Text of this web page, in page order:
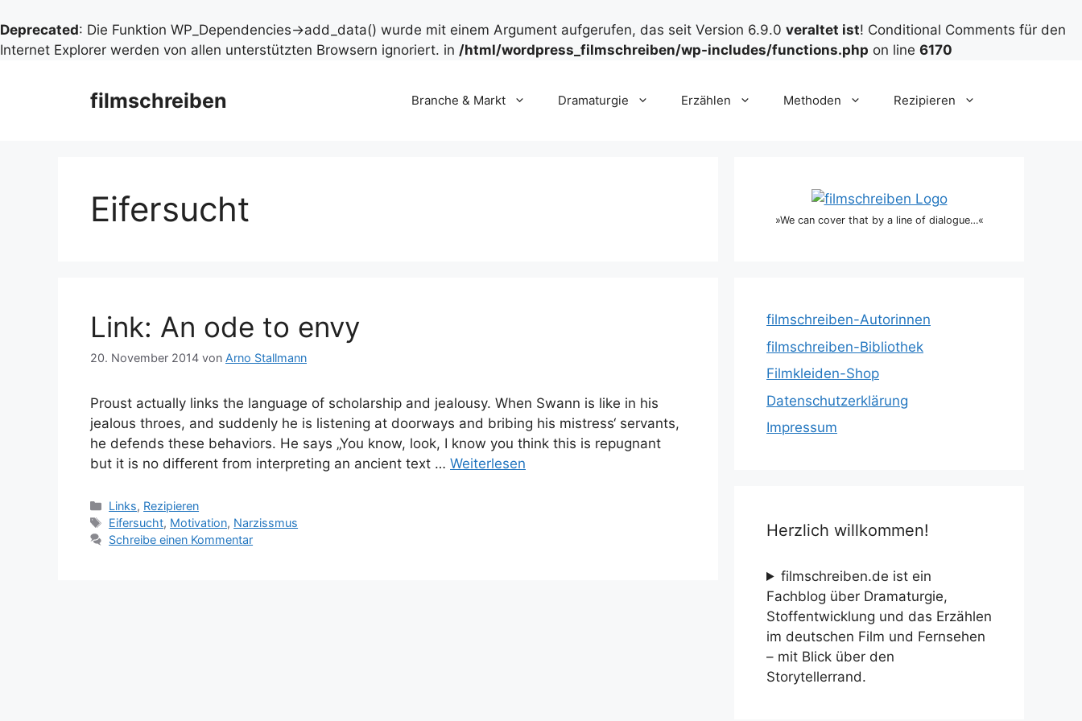
Deprecated: Die Funktion WP_Dependencies->add_data() wurde mit einem Argument aufgerufen, das seit Version 6.9.0 veraltet ist! Conditional Comments für den
Internet Explorer werden von allen unterstützten Browsern ignoriert. in /html/wordpress_filmschreiben/wp-includes/functions.php on line 6170
filmschreiben Branche & Markt Dramaturgie Erzählen Methoden Rezipieren
Eifersucht
Link: An ode to envy
20. November 2014 von Arno Stallmann
Proust actually links the language of scholarship and jealousy. When Swann is like in his
jealous throes, and suddenly he is listening at doorways and bribing his mistress‘ servants,
he defends these behaviors. He says „You know, look, I know you think this is repugnant
but it is no different from interpreting an ancient text … Weiterlesen
Kategorien
Links, Rezipieren
Schlagwörter
Eifersucht, Motivation, Narzissmus
Schreibe einen Kommentar
»We can cover that by a line of dialogue…«
filmschreiben-Autorinnen
filmschreiben-Bibliothek
Filmkleiden-Shop
Datenschutzerklärung
Impressum
Herzlich willkommen!
filmschreiben.de ist ein
Fachblog über Dramaturgie,
Stoffentwicklung und das Erzählen
im deutschen Film und Fernsehen
– mit Blick über den
Storytellerrand.